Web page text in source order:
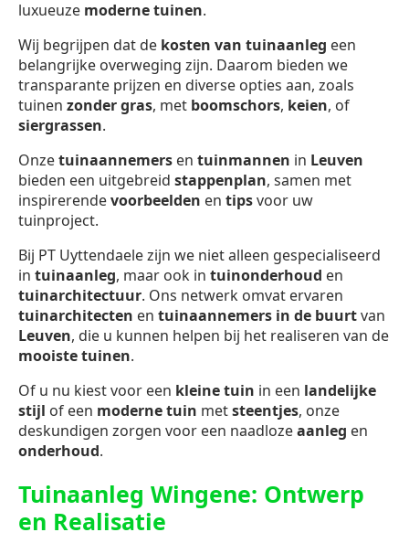
luxueuze moderne tuinen.
Wij begrijpen dat de kosten van tuinaanleg een
belangrijke overweging zijn. Daarom bieden we
transparante prijzen en diverse opties aan, zoals
tuinen zonder gras, met boomschors, keien, of
siergrassen.
Onzetuinaannemers en tuinmannen in Leuven
bieden een uitgebreid stappenplan, samen met
inspirerendevoorbeelden en tipsvoor uw
tuinproject.
Bij PT Uyttendaele zijn we niet alleen gespecialiseerd
in tuinaanleg, maar ook in tuinonderhoud en
tuinarchitectuur. Ons netwerk omvat ervaren
tuinarchitecten en tuinaannemers in de buurtvan
Leuven, die u kunnen helpen bij het realiseren van de
mooiste tuinen.
Of u nu kiest voor een kleine tuin in een landelijke
stijl of een moderne tuin metsteentjes, onze
deskundigen zorgen voor een naadlozeaanleg en
onderhoud.
Tuinaanleg Wingene: Ontwerp
en Realisatie